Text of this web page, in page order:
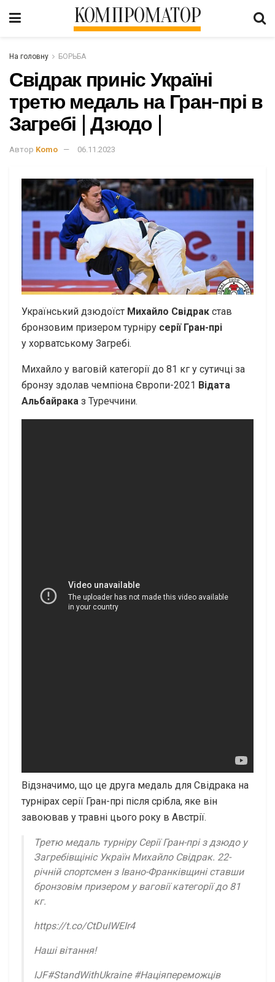
КОМПРОМАТОР
На головну БОРЬБА
Свідрак приніс Україні
третю медаль на Гран-прі в
Загребі | Дзюдо |
Автор Komo 06.11.2023
Український дзюдоїст Михайло Свідрак став
бронзовим призером турніру серії Гран-прі
у хорватському Загребі.
Михайло у ваговій категорії до 81 кг у сутичці за
бронзу здолав чемпіона Європи-2021 Відата
Альбайрака з Туреччини.
Відзначимо, що це друга медаль для Свідрака на
турнірах серії Гран-прі після срібла, яке він
завоював у травні цього року в Австрії.
Третю медаль турніру Серії Гран-прі з дзюдо у
Загребівщініс Україн Михайло Свідрак. 22-
річній спортсмен з Івано-Франківщині ставши
бронзовім призером у ваговії категорії до 81
кг.
https://t.co/CtDuIWEIr4
Наші вітання!
IJF#StandWithUkraine #Націяпереможців